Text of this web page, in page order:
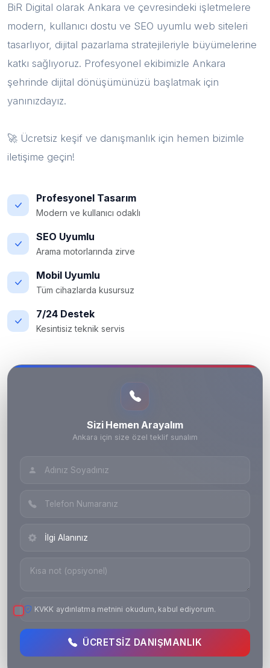
BiR Digital olarak Ankara ve çevresindeki işletmelere
modern, kullanıcı dostu ve SEO uyumlu web siteleri
tasarlıyor, dijital pazarlama stratejileriyle büyümelerine
katkı sağlıyoruz. Profesyonel ekibimizle Ankara
şehrinde dijital dönüşümünüzü başlatmak için
yanınızdayız.
🚀 Ücretsiz keşif ve danışmanlık için hemen bizimle
iletişime geçin!
Profesyonel Tasarım
Modern ve kullanıcı odaklı
SEO Uyumlu
Arama motorlarında zirve
Mobil Uyumlu
Tüm cihazlarda kusursuz
7/24 Destek
Kesintisiz teknik servis
Sizi Hemen Arayalım
Ankara için size özel teklif sunalım
KVKK aydınlatma metnini okudum, kabul ediyorum.
ÜCRETSIZ DANIŞMANLIK